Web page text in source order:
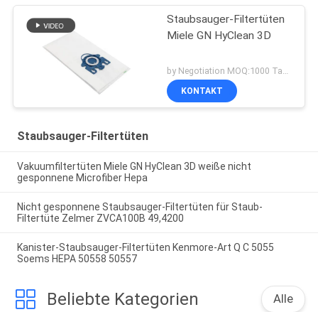
Staubsauger-Filtertüten
Miele GN HyClean 3D
by Negotiation MOQ:1000 Tasche/Taschen
KONTAKT
Staubsauger-Filtertüten
Vakuumfiltertüten Miele GN HyClean 3D weiße nicht
gesponnene Microfiber Hepa
Nicht gesponnene Staubsauger-Filtertüten für Staub-
Filtertüte Zelmer ZVCA100B 49,4200
Kanister-Staubsauger-Filtertüten Kenmore-Art Q C 5055
Soems HEPA 50558 50557
Beliebte Kategorien Alle